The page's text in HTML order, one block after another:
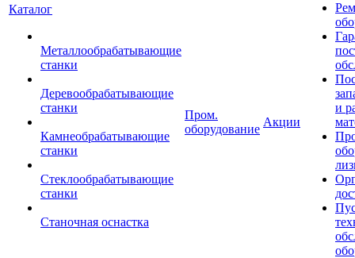
Каталог
Металлообрабатывающие
станки
Деревообрабатывающие
станки
Камнеобрабатывающие
станки
Стеклообрабатывающие
станки
Станочная оснастка
Пром.
оборудование
Акции
и